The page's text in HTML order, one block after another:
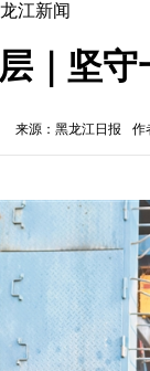
龙江新闻
｜坚
来源：黑龙江日报 作